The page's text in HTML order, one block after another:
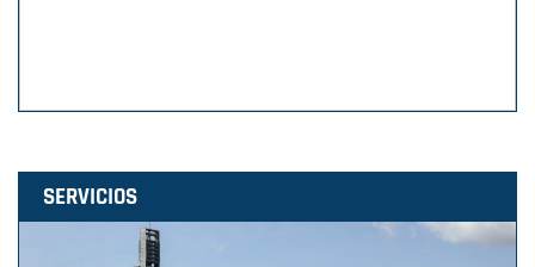
SERVICIOS